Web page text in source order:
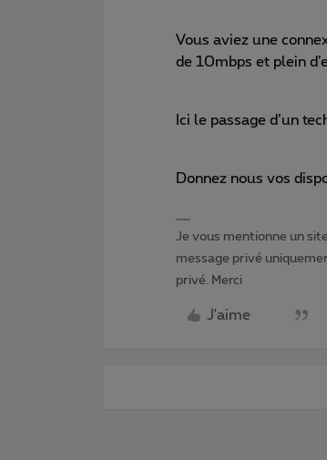
Vous aviez une
de 10mbps et plein
Ici le passage d’un
Donnez nous vos
Je vous mentionne un
message privé
privé. Merci
J'aime